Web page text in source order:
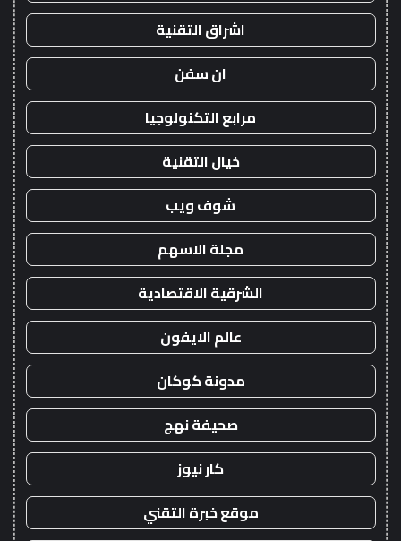
اشراق التقنية
ان سفن
مرابع التكنولوجيا
خيال التقنية
شوف ويب
مجلة الاسهم
الشرقية الاقتصادية
عالم الايفون
مدونة كوكان
صحيفة نهج
كار نيوز
موقع خبرة التقني